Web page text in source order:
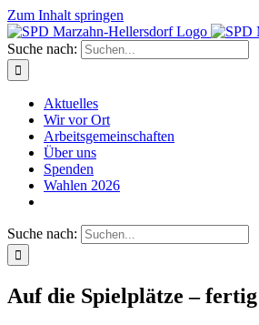
Zum Inhalt springen
Suche nach:
Aktuelles
Wir vor Ort
Arbeitsgemeinschaften
Über uns
Spenden
Wahlen 2026
Suche nach:
Auf die Spielplätze –